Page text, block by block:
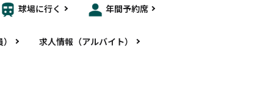
球場に行く 年間予約席
求人情報（アルバイト）